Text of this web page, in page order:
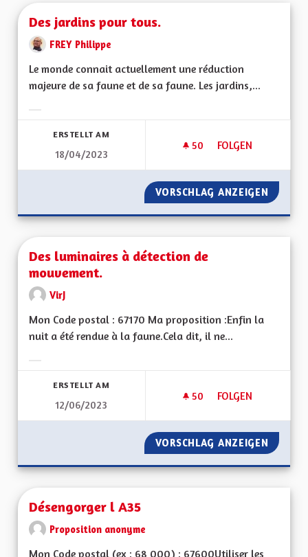
Des jardins pour tous.
FREY Philippe
Le monde connait actuellement une réduction
majeure de sa faune et de sa faune. Les jardins,...
ERSTELLT AM
18/04/2023
50 50 FOLLOWER
FOLGEN
DES JARDINS
VORSCHLAG ANZEIGEN DES
Des luminaires à détection de
mouvement.
VirJ
Mon Code postal : 67170 Ma proposition :Enfin la
nuit a été rendue à la faune.Cela dit, il ne...
ERSTELLT AM
12/06/2023
50 50 FOLLOWER
FOLGEN
DES LUMINAIRES
VORSCHLAG ANZEIGEN DES
Désengorger l A35
Proposition anonyme
Mon Code postal (ex : 68 000) : 67600Utiliser les